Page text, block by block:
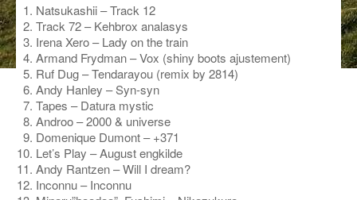
ANCIENNES ÉMISSIONS
Natsukashii – Track 12
Track 72 – Kehbrox analasys
Irena Xero – Lady on the train
Armand Frydman – Vox (shiny boots ajustement)
Ruf Dug – Tendarayou (remix by 2814)
Andy Hanley – Syn-syn
Tapes – Datura mystic
Androo – 2000 & universe
Domenique Dumont – +371
Let’s Play – August engkilde
Andy Rantzen – Will I dream?
Inconnu – Inconnu